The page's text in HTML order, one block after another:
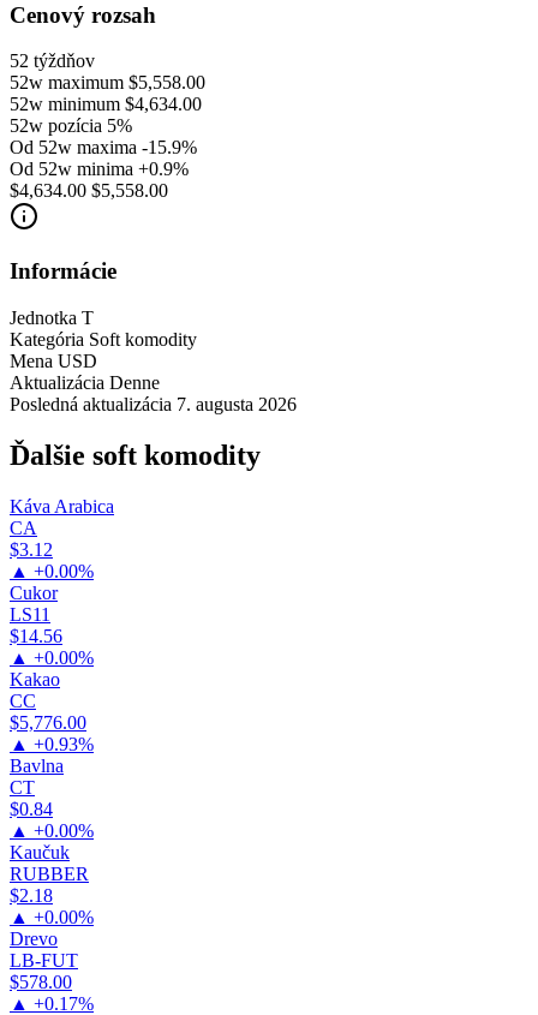
Cenový rozsah
52 týždňov
52w maximum $5,558.00
52w minimum $4,634.00
52w pozícia 5%
Od 52w maxima -15.9%
Od 52w minima +0.9%
$4,634.00 $5,558.00
Informácie
Jednotka T
Kategória Soft komodity
Mena USD
Aktualizácia Denne
Posledná aktualizácia 7. augusta 2026
Ďalšie soft komodity
Káva Arabica
CA
$3.12
▲ +0.00%
Cukor
LS11
$14.56
▲ +0.00%
Kakao
CC
$5,776.00
▲ +0.93%
Bavlna
CT
$0.84
▲ +0.00%
Kaučuk
RUBBER
$2.18
▲ +0.00%
Drevo
LB-FUT
$578.00
▲ +0.17%